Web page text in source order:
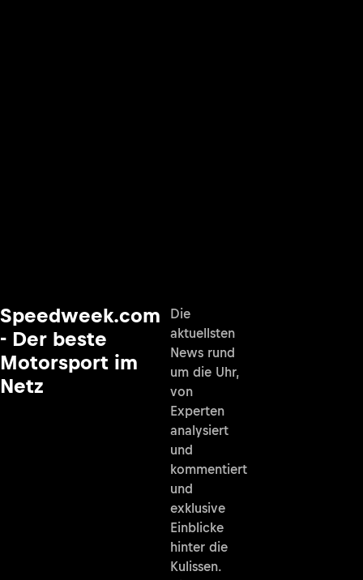
Speedweek.com
- Der beste
Motorsport im
Netz
Die
aktuellsten
News rund
um die Uhr,
von
Experten
analysiert
und
kommentiert
und
exklusive
Einblicke
hinter die
Kulissen.